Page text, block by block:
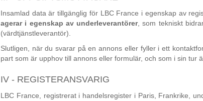
Insamlad data är tillgänglig för LBC France i egenskap av
agerar i egenskap av underleverantörer, som tekniskt
(värdtjänstleverantör).
Slutligen, när du svarar på en annons eller fyller i ett
part som är upphov till annons eller formulär, och som i sin tur
IV - REGISTERANSVARIG
LBC France, registrerat i handelsregister i Paris, Frankrike,